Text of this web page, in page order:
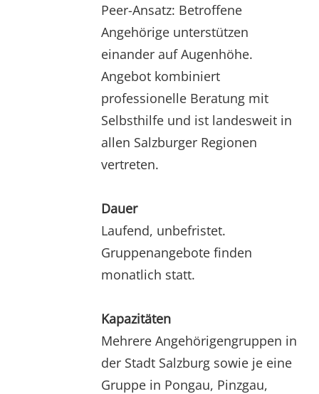
Peer-Ansatz: Betroffene
Angehörige unterstützen
einander auf Augenhöhe.
Angebot kombiniert
professionelle Beratung mit
Selbsthilfe und ist landesweit in
allen Salzburger Regionen
vertreten.
Dauer
Laufend, unbefristet.
Gruppenangebote finden
monatlich statt.
Kapazitäten
Mehrere Angehörigengruppen in
der Stadt Salzburg sowie je eine
Gruppe in Pongau, Pinzgau,